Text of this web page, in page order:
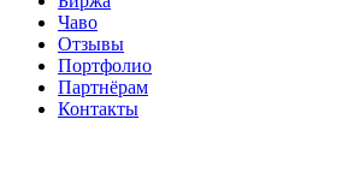
Чаво
Отзывы
Портфолио
Партнёрам
Контакты